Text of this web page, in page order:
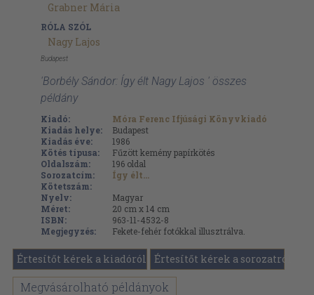
Grabner Mária
RÓLA SZÓL
Nagy Lajos
Budapest
'Borbély Sándor: Így élt Nagy Lajos ' összes
példány
Kiadó:
Móra Ferenc Ifjúsági Könyvkiadó
Kiadás helye:
Budapest
Kiadás éve:
1986
Kötés típusa:
Fűzött kemény papírkötés
Oldalszám:
196 oldal
Sorozatcím:
Így élt...
Kötetszám:
Nyelv:
Magyar
Méret:
20 cm x 14 cm
ISBN:
963-11-4532-8
Megjegyzés:
Fekete-fehér fotókkal illusztrálva.
Értesítőt kérek a kiadóról Értesítőt kérek a sorozatról
Megvásárolható példányok